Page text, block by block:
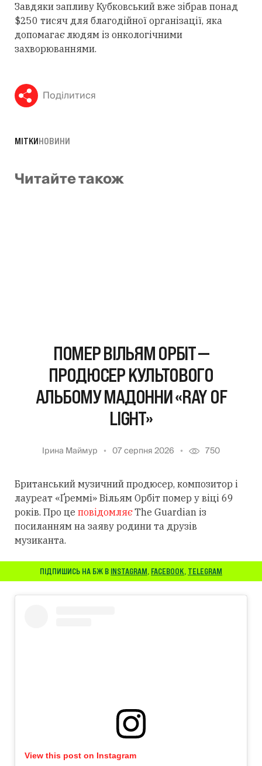
Завдяки запливу Кубковський вже зібрав понад
$250 тисяч для благодійної організації, яка
допомагає людям із онкологічними
захворюваннями.
Поділитися
МІТКИНОВИНИ
Читайте також
ПОМЕР ВІЛЬЯМ ОРБІТ —
ПРОДЮСЕР КУЛЬТОВОГО
АЛЬБОМУ МАДОННИ «RAY OF
LIGHT»
Ірина Маймур 07 серпня 2026 750
Британський музичний продюсер, композитор і
лауреат «Ґреммі» Вільям Орбіт помер у віці 69
років. Про це повідомляєThe Guardian із
посиланням на заяву родини та друзів
музиканта.
ПІДПИШИСЬ НА БЖ В INSTAGRAM, FACEBOOK, TELEGRAM
View this post on Instagram